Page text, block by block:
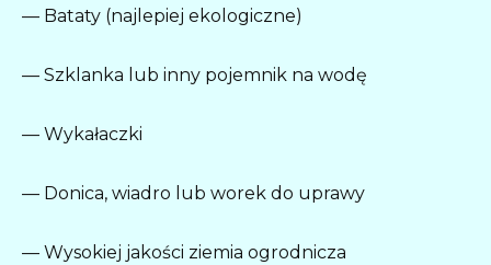
— Bataty (najlepiej ekologiczne)
— Szklanka lub inny pojemnik na wodę
— Wykałaczki
— Donica, wiadro lub worek do uprawy
— Wysokiej jakości ziemia ogrodnicza